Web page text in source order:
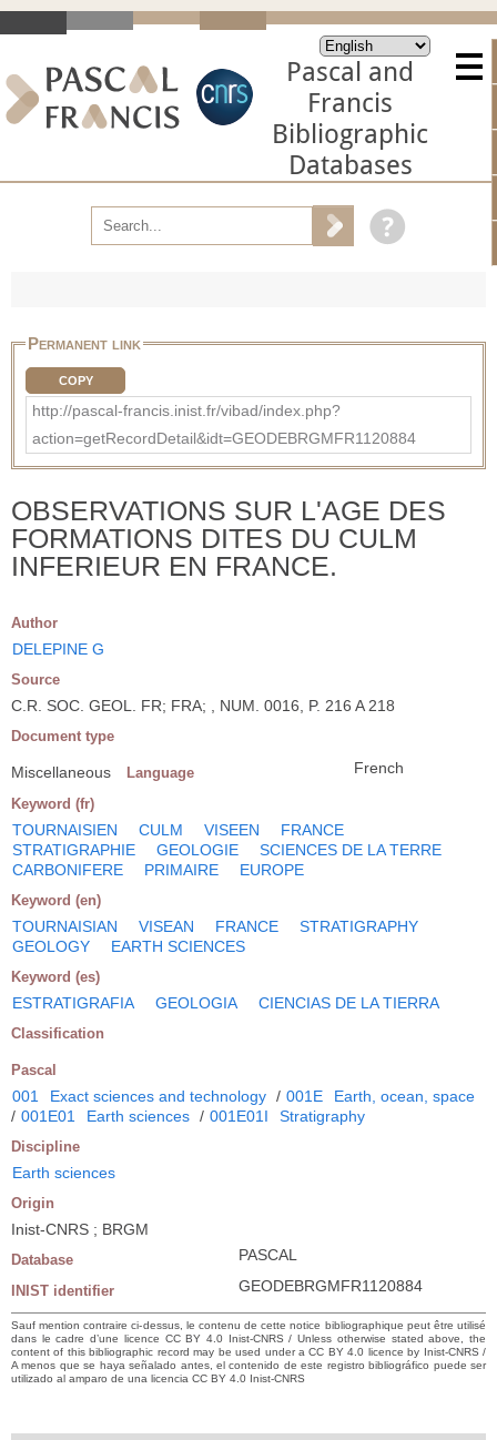
Pascal and
Francis
Bibliographic
Databases
Permanent link
COPY
http://pascal-francis.inist.fr/vibad/index.php?
action=getRecordDetail&idt=GEODEBRGMFR1120884
OBSERVATIONS SUR L'AGE DES
FORMATIONS DITES DU CULM
INFERIEUR EN FRANCE.
Author
DELEPINE G
Source
C.R. SOC. GEOL. FR; FRA; , NUM. 0016, P. 216 A 218
Document type
Miscellaneous Language French
Keyword (fr)
TOURNAISIEN CULM VISEEN
FRANCE
STRATIGRAPHIE
GEOLOGIE
SCIENCES DE LA TERRE
CARBONIFERE
PRIMAIRE EUROPE
Keyword (en)
TOURNAISIAN VISEAN FRANCE
STRATIGRAPHY
GEOLOGY
EARTH SCIENCES
Keyword (es)
ESTRATIGRAFIA GEOLOGIA CIENCIAS DE LA TIERRA
Classification
Pascal
001 Exact sciences and technology / 001E
Earth, ocean, space
/ 001E01 Earth sciences / 001E01I Stratigraphy
Discipline
Earth sciences
Origin
Inist-CNRS ; BRGM
Database PASCAL
INIST identifier GEODEBRGMFR1120884
Sauf mention contraire ci-dessus, le contenu de cette notice bibliographique peut être utilisé
dans le cadre d’une licence CC BY 4.0 Inist-CNRS / Unless otherwise stated above, the
content of this bibliographic record may be used under a CC BY 4.0 licence by Inist-CNRS /
A menos que se haya señalado antes, el contenido de este registro bibliográfico puede ser
utilizado al amparo de una licencia CC BY 4.0 Inist-CNRS